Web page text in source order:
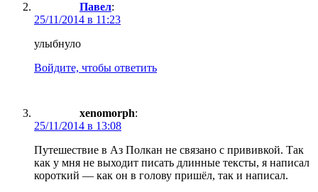
Павел:
25/11/2014 в 11:23
улыбнуло
Войдите, чтобы ответить
xenomorph:
25/11/2014 в 13:08
Путешествие в Аз Полкан не связано с прививкой. Так
как у мня не выходит писать длинные тексты, я написал
короткий — как он в голову пришёл, так и написал.